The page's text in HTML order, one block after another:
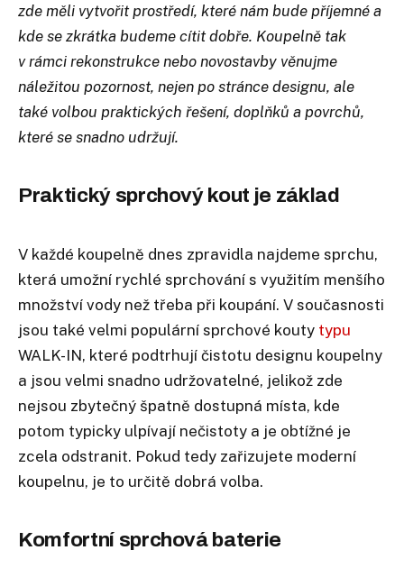
zde měli vytvořit prostředí, které nám bude příjemné a
kde se zkrátka budeme cítit dobře. Koupelně tak
v rámci rekonstrukce nebo novostavby věnujme
náležitou pozornost, nejen po stránce designu, ale
také volbou praktických řešení, doplňků a povrchů,
které se snadno udržují.
Praktický sprchový kout je základ
V každé koupelně dnes zpravidla najdeme sprchu,
která umožní rychlé sprchování s využitím menšího
množství vody než třeba při koupání. V současnosti
jsou také velmi populární sprchové kouty typu
WALK-IN, které podtrhují čistotu designu koupelny
a jsou velmi snadno udržovatelné, jelikož zde
nejsou zbytečný špatně dostupná místa, kde
potom typicky ulpívají nečistoty a je obtížné je
zcela odstranit. Pokud tedy zařizujete moderní
koupelnu, je to určitě dobrá volba.
Komfortní sprchová baterie